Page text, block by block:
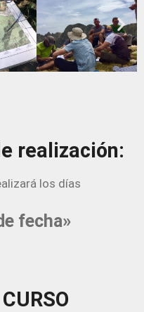
realización:
los días
fecha»